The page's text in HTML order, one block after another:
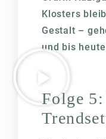
Klosters
Gestalt –
und bis
Folge